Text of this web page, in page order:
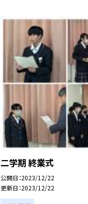
二学期 終業式
公開日 2023/12/22
更新日 2023/12/22